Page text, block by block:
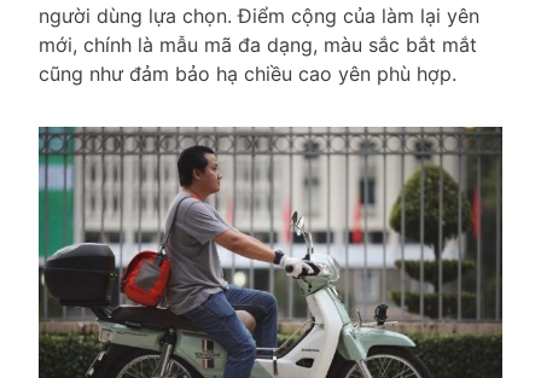
người dùng lựa chọn. Điểm cộng của làm lại yên
mới, chính là mẫu mã đa dạng, màu sắc bắt mắt
cũng như đảm bảo hạ chiều cao yên phù hợp.